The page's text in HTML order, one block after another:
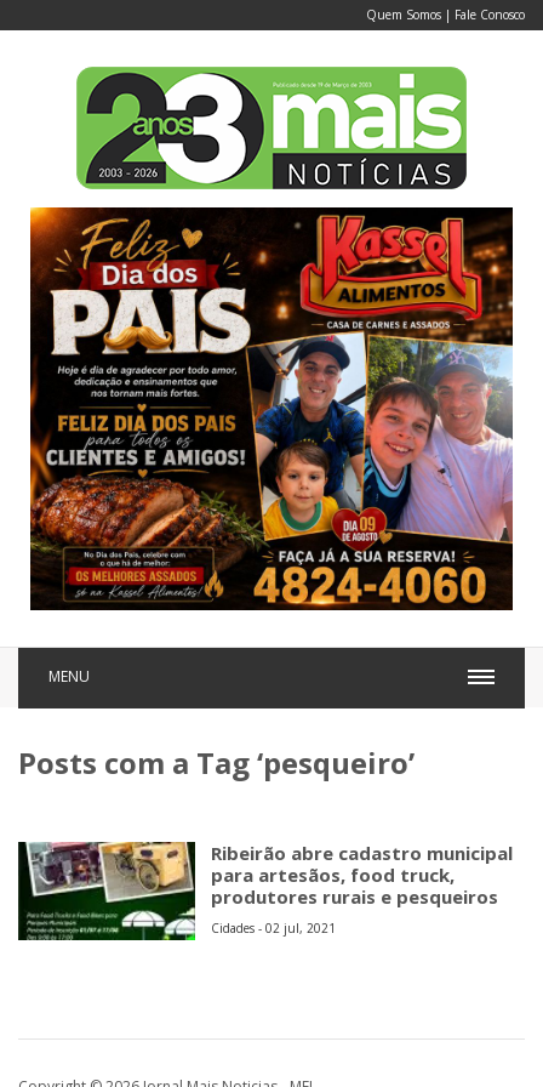
Quem Somos | Fale Conosco
MENU
Posts com a Tag ‘pesqueiro’
Ribeirão abre cadastro municipal
para artesãos, food truck,
produtores rurais e pesqueiros
Cidades - 02 jul, 2021